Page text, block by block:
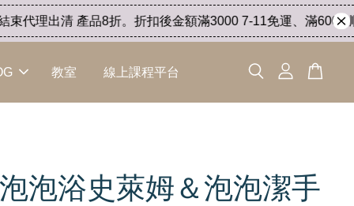
理出清 產品8折。折扣後金額滿3000 7-11免運、滿6000 順
教室 線上課程平台
泡浴史萊姆＆泡泡潔手